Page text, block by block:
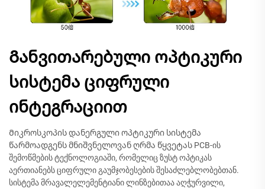
Განვითარებული ოპტიკური
სისტემა ციფრული
ინტეგრაციით
Მიკროსკოპის დანერგული ოპტიკური სისტემა
წარმოადგენს მნიშვნელოვან ღრმა წყვეტას PCB-ის
შემოწმების ტექნოლოგიაში, რომელიც ზუსტ ოპტიკას
აერთიანებს ციფრული გაუმჯობესების შესაძლებლობებთან.
სისტემა მრავალელემენტიანი ლინზებითაა აღჭურვილი,